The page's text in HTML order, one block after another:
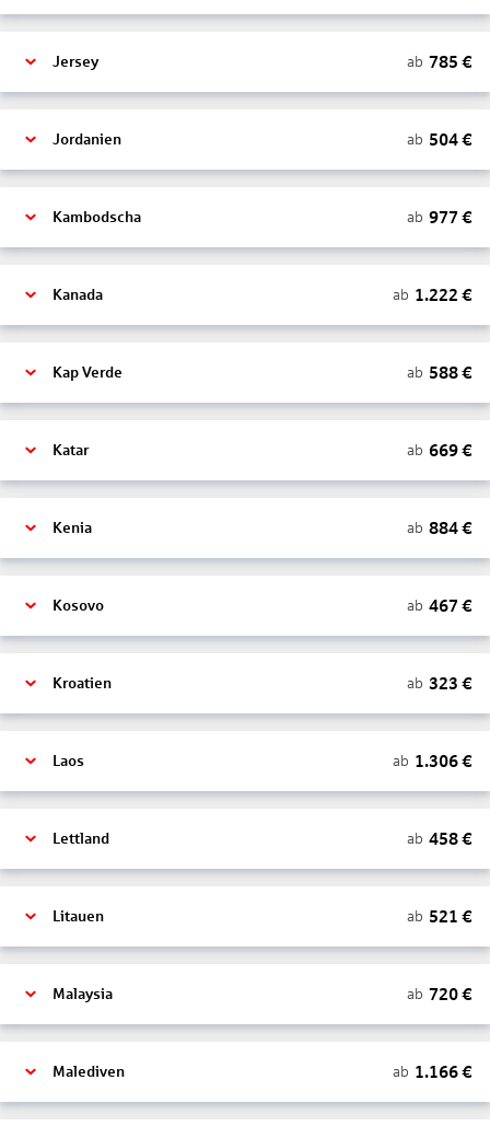
Jersey ab 785 €
Jordanien ab 504€
Kambodscha ab 977 €
Kanada ab 1.222 €
Kap Verde ab 588€
Katar ab 669€
Kenia ab 884€
Kosovo ab 467 €
Kroatien ab 323 €
Laos ab 1.306€
Lettland ab 458€
Litauen ab 521 €
Malaysia ab 720€
Malediven ab 1.166€